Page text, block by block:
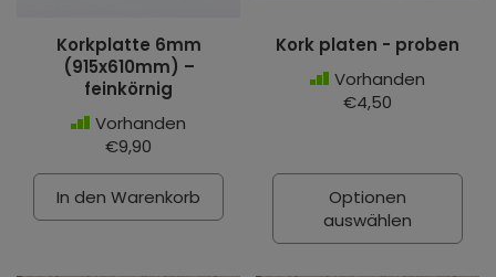
Korkplatte 6mm
(915x610mm) –
feinkörnig
Vorhanden
€9,90
In den Warenkorb
Kork platen - proben
Vorhanden
€4,50
Optionen
auswählen